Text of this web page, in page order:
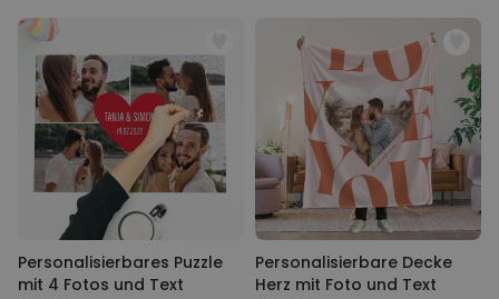
Personalisierbares Puzzle
mit 4 Fotos und Text
Personalisierbare Decke
Herz mit Foto und Text